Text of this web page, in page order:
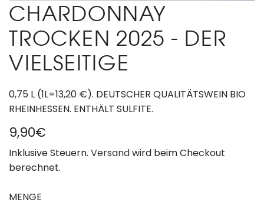
CHARDONNAY
TROCKEN 2025 - DER
VIELSEITIGE
0,75 L (1L=13,20 €). DEUTSCHER QUALITÄTSWEIN BIO
RHEINHESSEN. ENTHÄLT SULFITE.
R
e
g
u
9,90€
Inklusive Steuern. Versandwird beim Checkout
berechnet.
MENGE